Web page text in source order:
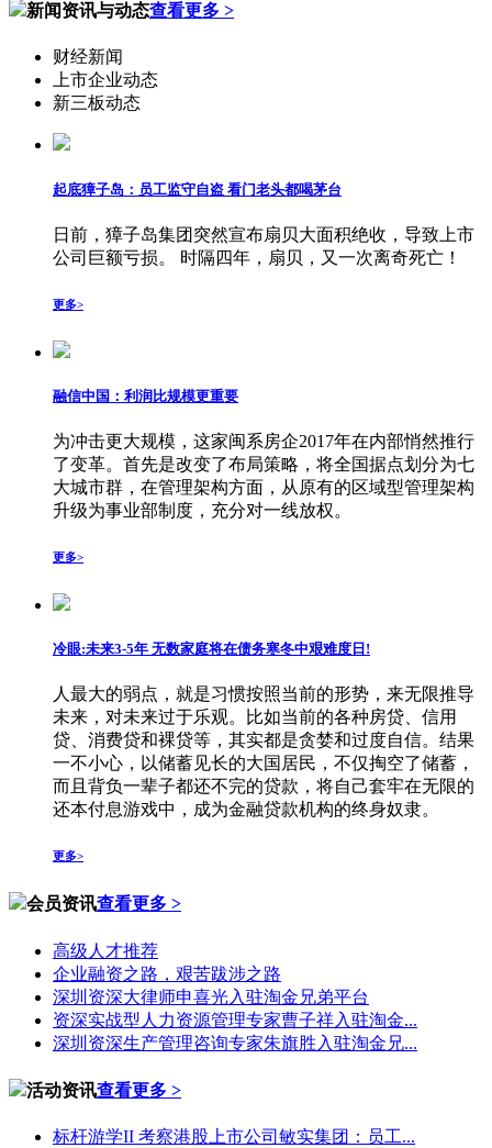
新闻资讯与动态查看更多 >
财经新闻
上市企业动态
新三板动态
起底獐子岛：员工监守自盗 看门老头都喝茅台
日前，獐子岛集团突然宣布扇贝大面积绝收，导致上市
公司巨额亏损。 时隔四年，扇贝，又一次离奇死亡！
更多>
融信中国：利润比规模更重要
为冲击更大规模，这家闽系房企2017年在内部悄然推行
了变革。首先是改变了布局策略，将全国据点划分为七
大城市群，在管理架构方面，从原有的区域型管理架构
升级为事业部制度，充分对一线放权。
更多>
冷眼:未来3-5年 无数家庭将在债务寒冬中艰难度日!
人最大的弱点，就是习惯按照当前的形势，来无限推导
未来，对未来过于乐观。比如当前的各种房贷、信用
贷、消费贷和裸贷等，其实都是贪婪和过度自信。结果
一不小心，以储蓄见长的大国居民，不仅掏空了储蓄，
而且背负一辈子都还不完的贷款，将自己套牢在无限的
还本付息游戏中，成为金融贷款机构的终身奴隶。
更多>
会员资讯查看更多 >
高级人才推荐
企业融资之路，艰苦跋涉之路
深圳资深大律师申喜光入驻淘金兄弟平台
资深实战型人力资源管理专家曹子祥入驻淘金...
深圳资深生产管理咨询专家朱旗胜入驻淘金兄...
活动资讯查看更多 >
标杆游学II 考察港股上市公司敏实集团：员工...